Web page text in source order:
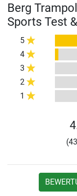
Berg
Sports Test
5
4
3
2
1